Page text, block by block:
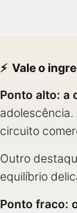
Vale o
Ponto alto: a
circuito
Outro
equilíbrio
Ponto fraco: